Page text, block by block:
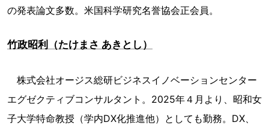
の発表論文多数。米国科学研究名誉協会正会員。
竹政昭利（たけまさ あきとし）
株式会社オージス総研ビジネスイノベーションセンター
エグゼクティブコンサルタント。2025年４月より、昭和女
子大学特命教授（学内DX化推進他）としても勤務。DX、